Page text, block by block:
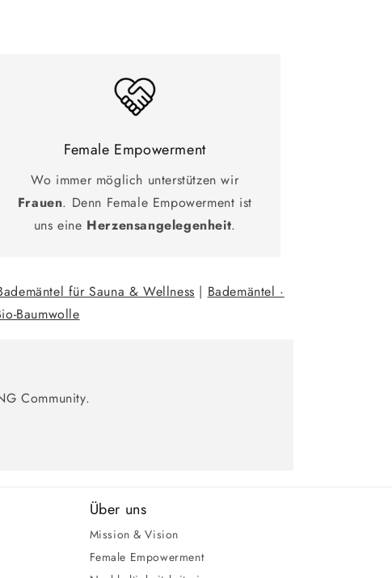
Female Empowerment
Wo immer möglich unterstützen wir
Frauen. Denn Female Empowerment ist
uns eine Herzensangelegenheit.
für Sauna & Wellness | Bademäntel ·
Baumwolle
Community.
Über uns
Mission & Vision
Female Empowerment